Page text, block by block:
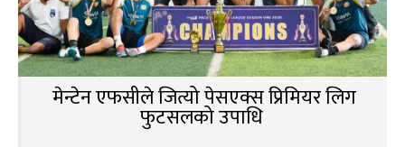
मेन्टेन एफसीले जित्यो पेसएक्स प्रिमियर लिग
फुटसलको उपाधि